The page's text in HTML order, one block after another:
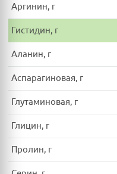
Аргинин, г
Гистидин, г
Аланин, г
Аспарагиновая, г
Глутаминовая, г
Глицин, г
Пролин, г